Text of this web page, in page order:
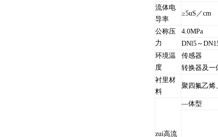
流体电
导率
≥5uS／cm
公称压
力
4.0MPa
DNl5～
环境温
度
传感器
转换器及一
衬里材
料
聚四氟乙烯
zui高流
—体型